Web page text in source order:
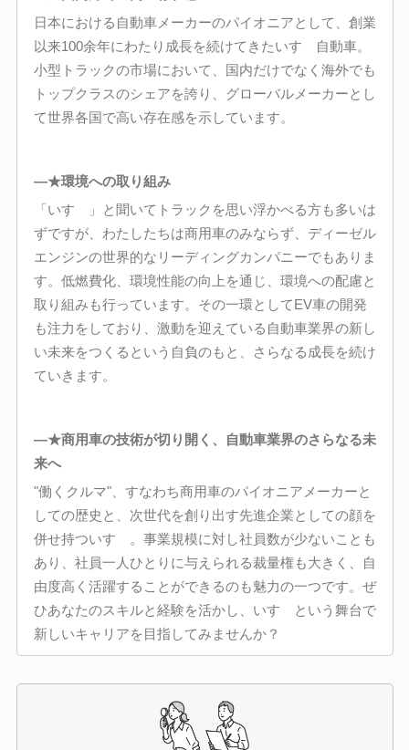
日本における自動車メーカーのパイオニアとして、創業
以来100余年にわたり成長を続けてきたいすゞ自動車。
小型トラックの市場において、国内だけでなく海外でも
トップクラスのシェアを誇り、グローバルメーカーとし
て世界各国で高い存在感を示しています。
―★環境への取り組み
「いすゞ」と聞いてトラックを思い浮かべる方も多いは
ずですが、わたしたちは商用車のみならず、ディーゼル
エンジンの世界的なリーディングカンパニーでもありま
す。低燃費化、環境性能の向上を通じ、環境への配慮と
取り組みも行っています。その一環としてEV車の開発
も注力をしており、激動を迎えている自動車業界の新し
い未来をつくるという自負のもと、さらなる成長を続け
ていきます。
―★商用車の技術が切り開く、自動車業界のさらなる未
来へ
"働くクルマ"、すなわち商用車のパイオニアメーカーと
しての歴史と、次世代を創り出す先進企業としての顔を
併せ持ついすゞ。事業規模に対し社員数が少ないことも
あり、社員一人ひとりに与えられる裁量権も大きく、自
由度高く活躍することができるのも魅力の一つです。ぜ
ひあなたのスキルと経験を活かし、いすゞという舞台で
新しいキャリアを目指してみませんか？